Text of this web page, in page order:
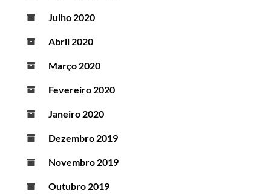
Julho 2020
Abril 2020
Março 2020
Fevereiro 2020
Janeiro 2020
Dezembro 2019
Novembro 2019
Outubro 2019